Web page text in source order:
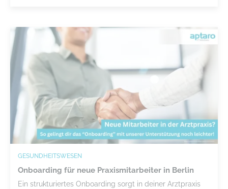
GESUNDHEITSWESEN
Onboarding für neue Praxismitarbeiter in Berlin
Ein strukturiertes Onboarding sorgt in deiner Arztpraxis